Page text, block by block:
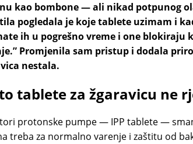
kao bombone — ali nikad potpunog
pogledala je koje tablete uzimam i
ih u pogrešno vreme i one blokiraju
Promjenila sam pristup i dodala
nestala.
tablete za žgaravicu ne
protonske pumpe — IPP tablete —
treba za normalno varenje i zaštitu od